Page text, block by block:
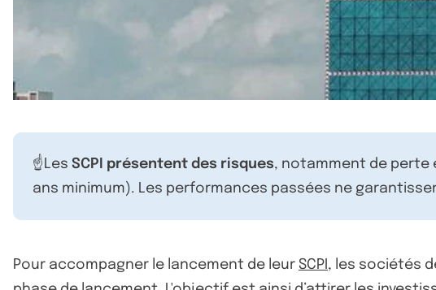
☝️Les SCPI présentent des risques, notamment de perte
ans minimum). Les performances passées ne
Pour accompagner le lancement de leur SCPI , les sociétés